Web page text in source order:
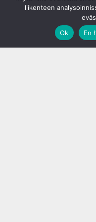
liikenteen
Ok
En